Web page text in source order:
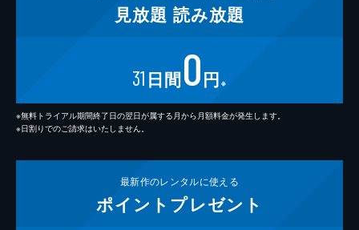
見放題 読み放題
31 日間0円 ※
※無料トライアル期間終了日の翌日が属する月から月額料金が発生します。
※日割りでのご請求はいたしません。
最新作のレンタルに使える
ポイント プレゼント